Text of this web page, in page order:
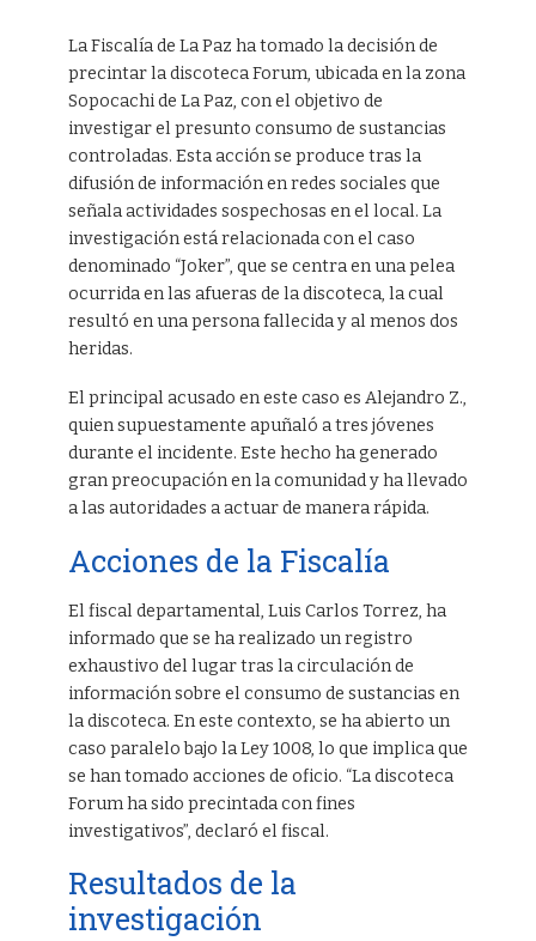
La Fiscalía de La Paz ha tomado la decisión de
precintar la discoteca Forum, ubicada en la zona
Sopocachi de La Paz, con el objetivo de
investigar el presunto consumo de sustancias
controladas. Esta acción se produce tras la
difusión de información en redes sociales que
señala actividades sospechosas en el local. La
investigación está relacionada con el caso
denominado “Joker”, que se centra en una pelea
ocurrida en las afueras de la discoteca, la cual
resultó en una persona fallecida y al menos dos
heridas.
El principal acusado en este caso es Alejandro Z.,
quien supuestamente apuñaló a tres jóvenes
durante el incidente. Este hecho ha generado
gran preocupación en la comunidad y ha llevado
a las autoridades a actuar de manera rápida.
Acciones de la Fiscalía
El fiscal departamental, Luis Carlos Torrez, ha
informado que se ha realizado un registro
exhaustivo del lugar tras la circulación de
información sobre el consumo de sustancias en
la discoteca. En este contexto, se ha abierto un
caso paralelo bajo la Ley 1008, lo que implica que
se han tomado acciones de oficio. “La discoteca
Forum ha sido precintada con fines
investigativos”, declaró el fiscal.
Resultados de la
investigación